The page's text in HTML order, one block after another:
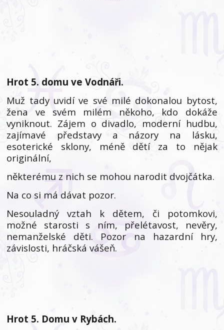
Hrot 5. domu ve Vodnáři.
Muž tady uvidí ve své milé dokonalou bytost,
žena ve svém milém někoho, kdo dokáže
vyniknout. Zájem o divadlo, moderní hudbu,
zajímavé představy a názory na lásku,
esoterické sklony, méně dětí za to nějak
originální,
některému z nich se mohou narodit dvojčátka.
Na co si má dávat pozor.
Nesouladný vztah k dětem, či potomkovi,
možné starosti s ním, přelétavost, nevěry,
nemanželské děti. Pozor na hazardní hry,
závislosti, hráčská vášeň.
Hrot 5. Domu v Rybách.